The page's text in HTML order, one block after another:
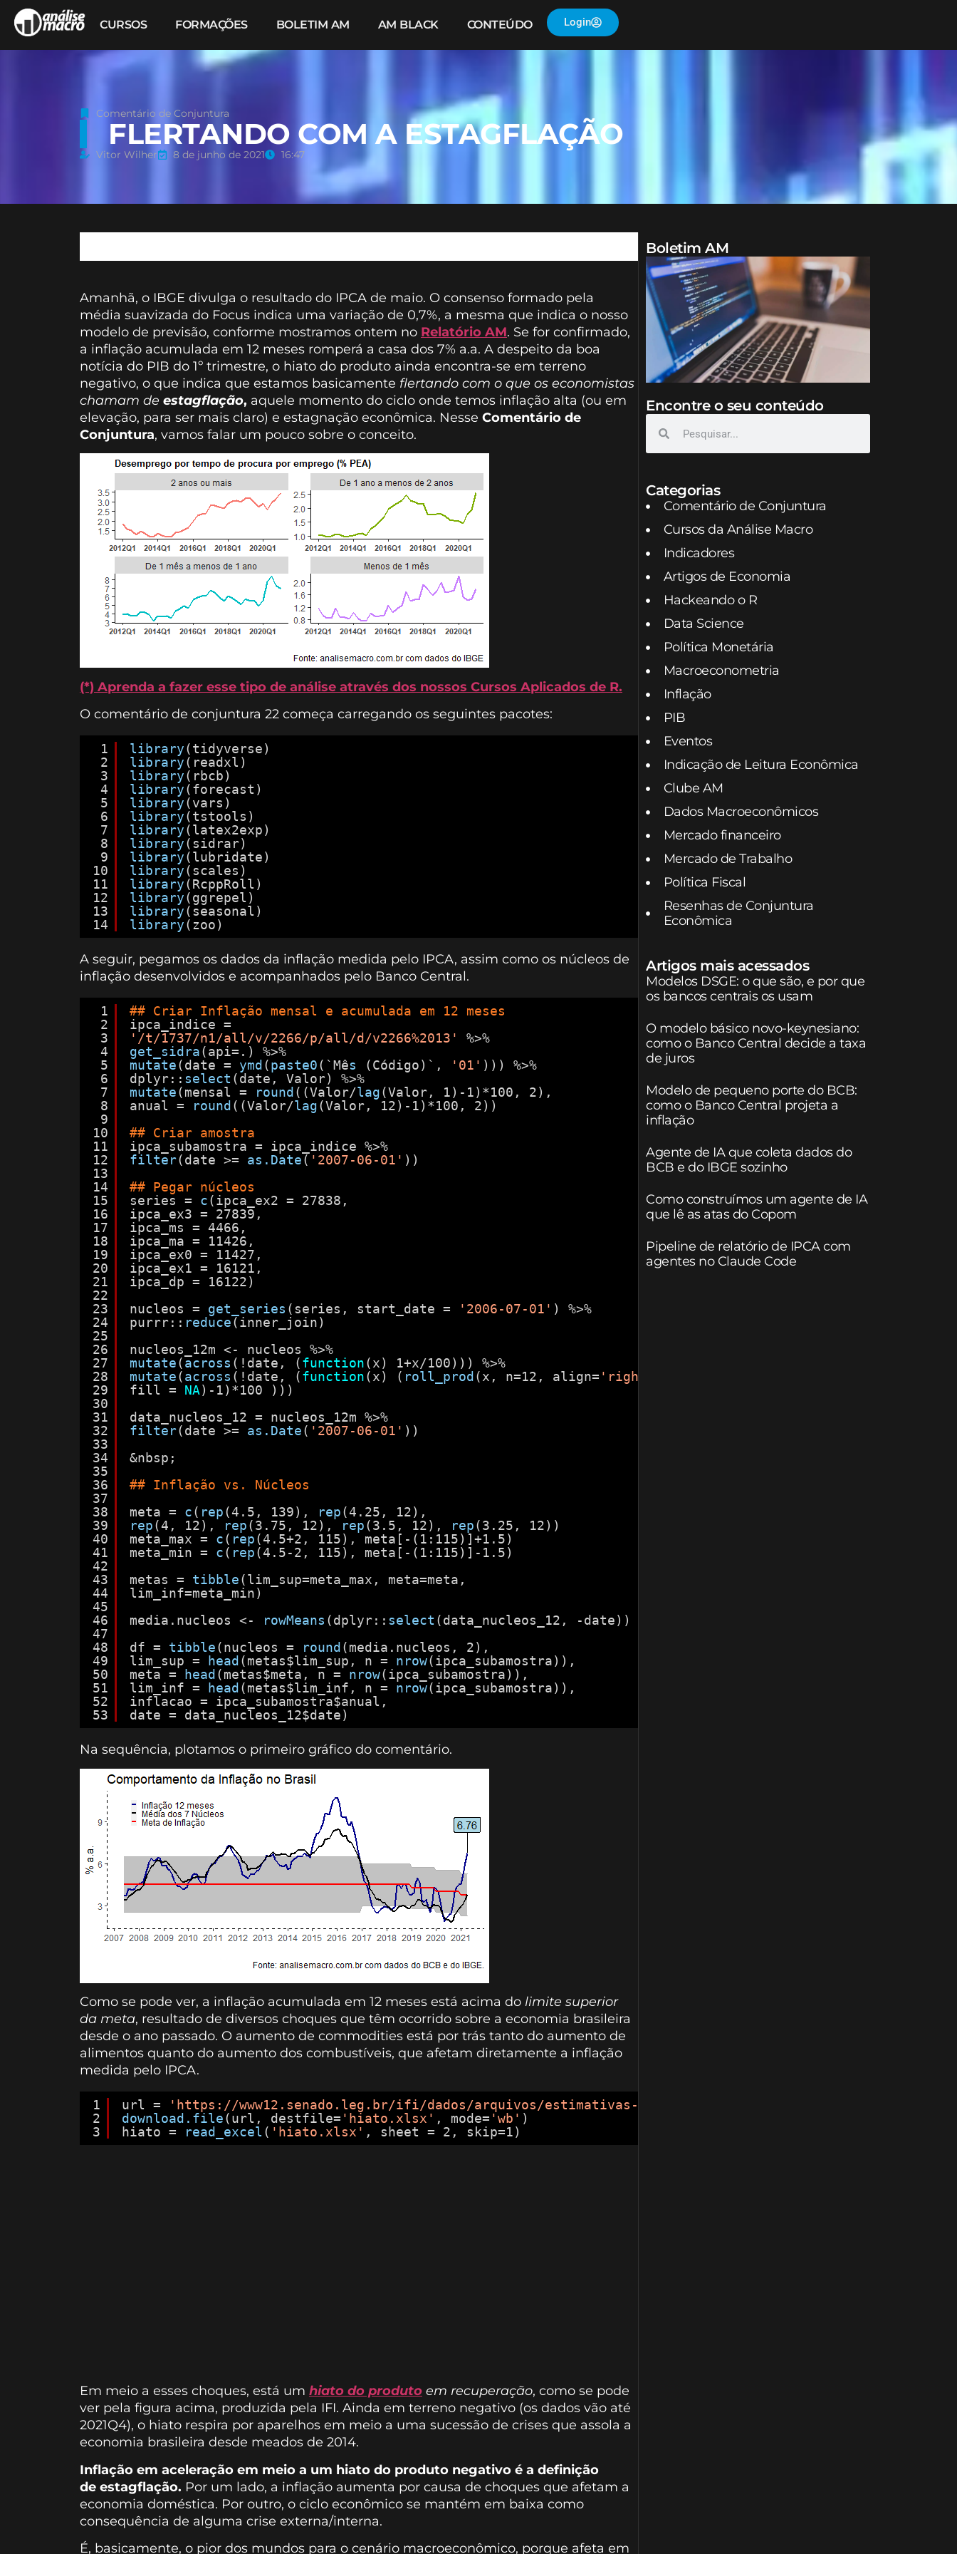
CURSOS FORMAÇÕES BOLETIM AM AM BLACK CONTEÚDO Login
Comentário de Conjuntura
FLERTANDO COM A ESTAGFLAÇÃO
Vitor Wilher 8 de junho de 2021 16:47
Amanhã, o IBGE divulga o resultado do IPCA de maio. O consenso formado pela
média suavizada do Focus indica uma variação de 0,7%, a mesma que indica o nosso
modelo de previsão, conforme mostramos ontem no Relatório AM. Se for confirmado,
a inflação acumulada em 12 meses romperá a casa dos 7% a.a. A despeito da boa
notícia do PIB do 1º trimestre, o hiato do produto ainda encontra-se em terreno
negativo, o que indica que estamos basicamente flertando com o que os economistas
chamam de estagflação, aquele momento do ciclo onde temos inflação alta (ou em
elevação, para ser mais claro) e estagnação econômica. Nesse Comentário de
Conjuntura, vamos falar um pouco sobre o conceito.
(*) Aprenda a fazer esse tipo de análise através dos nossos Cursos Aplicados de R.
O comentário de conjuntura 22 começa carregando os seguintes pacotes:
1
2
3
4
5
6
7
8
9
10
11
12
13
14
library(tidyverse)
library(readxl)
library(rbcb)
library(forecast)
library(vars)
library(tstools)
library(latex2exp)
library(sidrar)
library(lubridate)
library(scales)
library(RcppRoll)
library(ggrepel)
library(seasonal)
library(zoo)
A seguir, pegamos os dados da inflação medida pelo IPCA, assim como os núcleos de
inflação desenvolvidos e acompanhados pelo Banco Central.
1
2
3
4
5
6
7
8
9
10
11
12
13
14
15
16
17
18
19
20
21
22
23
24
25
26
27
28
29
30
31
32
33
34
35
36
37
38
39
40
41
42
43
44
45
46
47
48
49
50
51
52
53
## Criar Inflação mensal e acumulada em 12 meses
ipca_indice =
'/t/1737/n1/all/v/2266/p/all/d/v2266%2013'
%>%
get_sidra(api=.) %>%
mutate(date = ymd (paste0(`Mês (Código)`, '01' ))) %>%
dplyr:: select (date, Valor) %>%
mutate(mensal = round ((Valor/lag(Valor, 1)-1)*100, 2),
anual =
round ((Valor/lag(Valor, 12)-1)*100, 2))
## Criar amostra
ipca_subamostra = ipca_indice %>%
filter(date >= as.Date( '2007-06-01' ))
## Pegar núcleos
series = c(ipca_ex2 = 27838,
ipca_ex3 = 27839,
ipca_ms = 4466,
ipca_ma = 11426,
ipca_ex0 = 11427,
ipca_ex1 = 16121,
ipca_dp = 16122)
nucleos = get_series (series, start_date = '2006-07-01' ) %>%
purrr:: reduce(inner_join)
nucleos_12m <- nucleos %>%
mutate(across (!date, (function(x) 1+x/100))) %>%
mutate(across (!date, (function(x) ( roll_prod (x, n=12, align= 'right'
fill = NA)-1)*100 )))
data_nucleos_12 = nucleos_12m %>%
filter(date >= as.Date( '2007-06-01' ))
&nbsp;
## Inflação vs. Núcleos
meta = c( rep(4.5, 139), rep(4.25, 12),
rep(4, 12), rep(3.75, 12), rep(3.5, 12), rep(3.25, 12))
meta_max = c( rep(4.5+2, 115), meta[-(1:115)]+1.5)
meta_min = c( rep(4.5-2, 115), meta[-(1:115)]-1.5)
metas = tibble(lim_sup=meta_max, meta=meta,
lim_inf=meta_min)
media.nucleos <-
rowMeans (dplyr:: select (data_nucleos_12, -date))
df = tibble(nucleos = round (media.nucleos, 2),
lim_sup =
head (metas$lim_sup, n = nrow(ipca_subamostra)),
meta =
head (metas$meta, n = nrow(ipca_subamostra)),
lim_inf =
head (metas$lim_inf, n = nrow(ipca_subamostra)),
inflacao = ipca_subamostra$anual,
date = data_nucleos_12$date)
Na sequência, plotamos o primeiro gráfico do comentário.
Como se pode ver, a inflação acumulada em 12 meses está acima do limite superior
da meta, resultado de diversos choques que têm ocorrido sobre a economia brasileira
desde o ano passado. O aumento de commodities está por trás tanto do aumento de
alimentos quanto do aumento dos combustíveis, que afetam diretamente a inflação
medida pelo IPCA.
1
2
3
url = ' https://www12.senado.leg.br/ifi/dados/arquivos/estimativas-do-hiato-do-produto-ifi/at_download/file
download.file(url, destfile= 'hiato.xlsx' , mode= 'wb' )
hiato =
read_excel( 'hiato.xlsx' , sheet = 2, skip=1)
Em meio a esses choques, está um hiato do produto em recuperação, como se pode
ver pela figura acima, produzida pela IFI. Ainda em terreno negativo (os dados vão até
2021Q4), o hiato respira por aparelhos em meio a uma sucessão de crises que assola a
economia brasileira desde meados de 2014.
Inflação em aceleração em meio a um hiato do produto negativo é a definição
de estagflação. Por um lado, a inflação aumenta por causa de choques que afetam a
economia doméstica. Por outro, o ciclo econômico se mantém em baixa como
consequência de alguma crise externa/interna.
É, basicamente, o pior dos mundos para o cenário macroeconômico, porque afeta em
Boletim AM
Encontre o seu conteúdo
Categorias
Comentário de Conjuntura
Cursos da Análise Macro
Indicadores
Artigos de Economia
Hackeando o R
Data Science
Política Monetária
Macroeconometria
Inflação
PIB
Eventos
Indicação de Leitura Econômica
Clube AM
Dados Macroeconômicos
Mercado financeiro
Mercado de Trabalho
Política Fiscal
Resenhas de Conjuntura
Econômica
Artigos mais acessados
Modelos DSGE: o que são, e por que
os bancos centrais os usam
O modelo básico novo-keynesiano:
como o Banco Central decide a taxa
de juros
Modelo de pequeno porte do BCB:
como o Banco Central projeta a
inflação
Agente de IA que coleta dados do
BCB e do IBGE sozinho
Como construímos um agente de IA
que lê as atas do Copom
Pipeline de relatório de IPCA com
agentes no Claude Code